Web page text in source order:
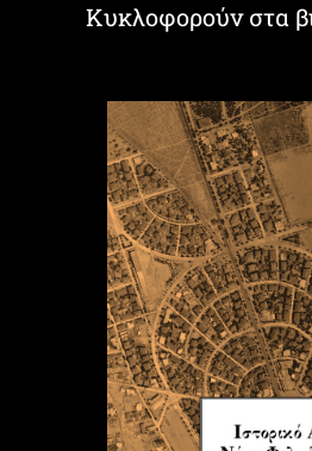
Κυκλοφορούν στα